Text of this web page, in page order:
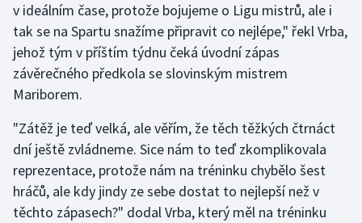
Házená
Jezdectví
Judo
Krasobruslení
Lezení
Lyže a snowboard
v ideálním čase, protože bojujeme o Ligu mistrů, ale i
tak se na Spartu snažíme připravit co nejlépe," řekl Vrba,
jehož tým v příštím týdnu čeká úvodní zápas
závěrečného předkola se slovinským mistrem
Mariborem.
"Zátěž je teď velká, ale věřím, že těch těžkých čtrnáct
dní ještě zvládneme. Sice nám to teď zkomplikovala
reprezentace, protože nám na tréninku chybělo šest
hráčů, ale kdy jindy ze sebe dostat to nejlepší než v
těchto zápasech?" dodal Vrba, který měl na tréninku